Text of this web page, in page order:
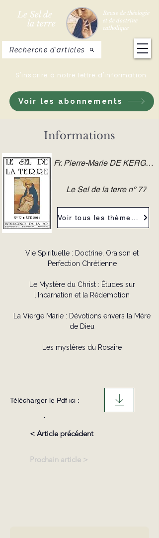
Le Sel de
la terre
Revue de théologie
et de doctrine
catholique
Voir les abonnements
S'inscrire à notre lettre d'information
Recherche d'articles
Informations
Fr. Pierre-Marie DE KERGORLAY O.P.
Le Sel de la terre n° 77
Vie Spirituelle : Doctrine, Oraison et
Perfection Chrétienne
Le Mystère du Christ : Études sur
l'Incarnation et la Rédemption
La Vierge Marie : Dévotions envers la Mère
de Dieu
Les mystères du Rosaire
Télécharger le Pdf ici :
.
< Article précédent
Prochain article >